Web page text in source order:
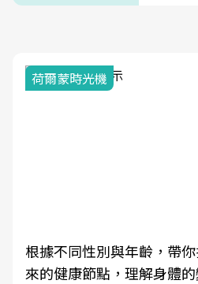
荷爾蒙時光機
根據不同性別與年齡，帶
來的健康節點，理解身體